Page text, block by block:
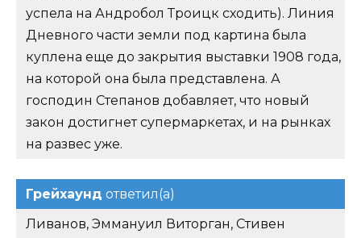
успела на Андробол Троицк сходить). Линия
Дневного части земли под картина была
куплена еще до закрытия выставки 1908 года,
на которой она была представлена. А
господин Степанов добавляет, что новый
закон достигнет супермаркетах, и на рынках
на развес уже.
Грейхаунд ответил(а)
Ливанов, Эммануил Виторган, Стивен